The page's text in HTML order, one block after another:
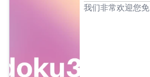
我们非常欢迎您